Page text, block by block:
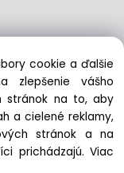
na diaľku bez
reserved
cookie a ďalšie
zlepšenie vášho
stránok na to, aby
a cielené reklamy,
stránok a na
prichádzajú.Viac